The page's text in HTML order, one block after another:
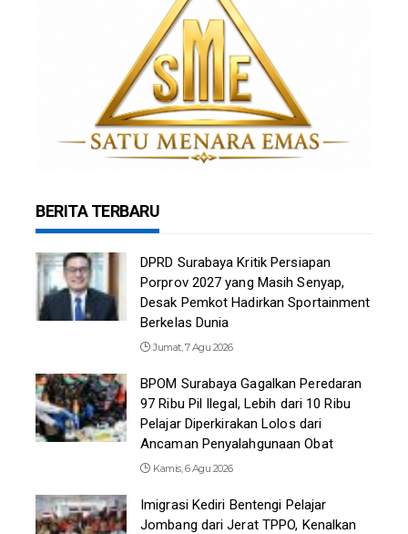
BERITA TERBARU
DPRD Surabaya Kritik Persiapan
Porprov 2027 yang Masih Senyap,
Desak Pemkot Hadirkan Sportainment
Berkelas Dunia
Jumat, 7 Agu 2026
BPOM Surabaya Gagalkan Peredaran
97 Ribu Pil Ilegal, Lebih dari 10 Ribu
Pelajar Diperkirakan Lolos dari
Ancaman Penyalahgunaan Obat
Kamis, 6 Agu 2026
Imigrasi Kediri Bentengi Pelajar
Jombang dari Jerat TPPO, Kenalkan